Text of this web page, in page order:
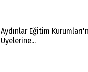
Aydınlar Eğitim
Üyelerine...